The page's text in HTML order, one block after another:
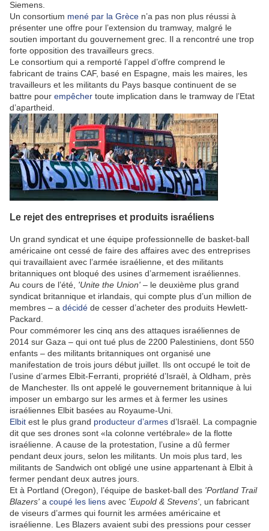
Siemens.
Un consortium mené par la Grèce n’a pas non plus réussi à
présenter une offre pour l’extension du tramway, malgré le
soutien important du gouvernement grec. Il a rencontré une trop
forte opposition des travailleurs grecs.
Le consortium qui a remporté l’appel d’offre comprend le
fabricant de trains CAF, basé en Espagne, mais les maires, les
travailleurs et les militants du Pays basque continuent de se
battre pour empêcher toute implication dans le tramway de l’Etat
d’apartheid.
Le rejet des entreprises et produits israéliens
Un grand syndicat et une équipe professionnelle de basket-ball
américaine ont cessé de faire des affaires avec des entreprises
qui travaillaient avec l’armée israélienne, et des militants
britanniques ont bloqué des usines d’armement israéliennes.
Au cours de l’été, 'Unite the Union' – le deuxième plus grand
syndicat britannique et irlandais, qui compte plus d’un million de
membres – a décidé de cesser d’acheter des produits Hewlett-
Packard.
Pour commémorer les cinq ans des attaques israéliennes de
2014 sur Gaza – qui ont tué plus de 2200 Palestiniens, dont 550
enfants – des militants britanniques ont organisé une
manifestation de trois jours début juillet. Ils ont occupé le toit de
l’usine d’armes Elbit-Ferranti, propriété d’Israël, à Oldham, près
de Manchester. Ils ont appelé le gouvernement britannique à lui
imposer un embargo sur les armes et à fermer les usines
israéliennes Elbit basées au Royaume-Uni.
Elbit est le plus grand producteur d’armes d’Israël. La compagnie
dit que ses drones sont «la colonne vertébrale» de la flotte
israélienne. A cause de la protestation, l’usine a dû fermer
pendant deux jours, selon les militants. Un mois plus tard, les
militants de Sandwich ont obligé une usine appartenant à Elbit à
fermer pendant deux autres jours.
Et à Portland (Oregon), l’équipe de basket-ball des 'Portland Trail
Blazers' a coupé les liens avec 'Eupold & Stevens' , un fabricant
de viseurs d’armes qui fournit les armées américaine et
israélienne. Les Blazers avaient subi des pressions pour cesser